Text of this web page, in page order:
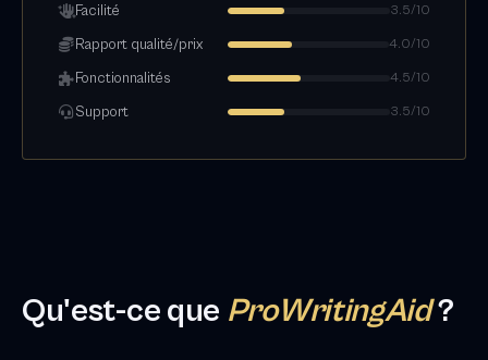
Facilité 3.5/10
Rapport qualité/prix 4.0/10
Fonctionnalités 4.5/10
Support 3.5/10
Qu'est-ce que ProWritingAid?